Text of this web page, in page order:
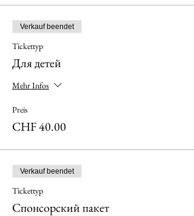
Verkauf beendet
Tickettyp
Для детей
Mehr Infos
Preis
CHF 40.00
Verkauf beendet
Tickettyp
Спонсорский пакет